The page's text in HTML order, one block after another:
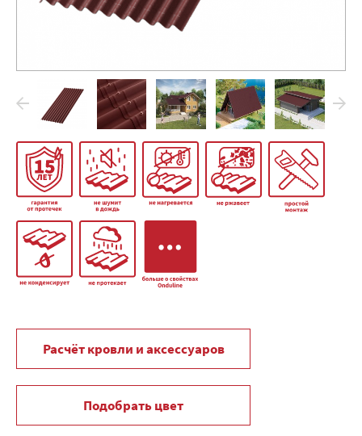
Расчёт кровли и аксессуаров
Подобрать цвет